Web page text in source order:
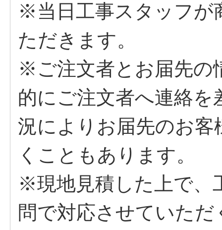
※当日工事スタッフが
ただきます。
※ご注文者とお届先の
的にご注文者へ連絡
況によりお届先のお
くこともあります。
※現地見積した上で、
問で対応させていた